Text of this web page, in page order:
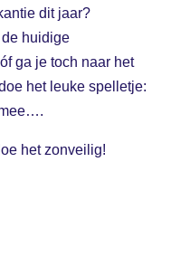
dit jaar?
huidige
ga je toch naar het
het leuke spelletje:
het zonveilig!